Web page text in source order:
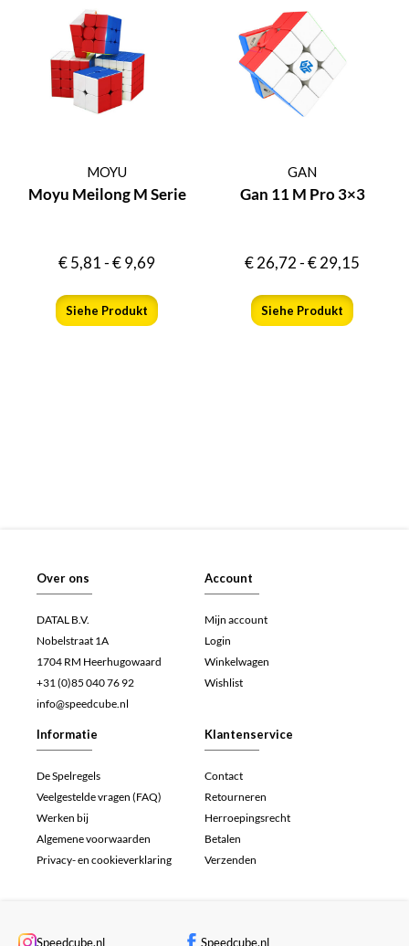
MOYU
Moyu Meilong M Serie
€5,81-€9,69
Siehe Produkt
GAN
Gan 11 M Pro 3×3
€26,72-€29,15
Siehe Produkt
Over ons
DATAL B.V.
Nobelstraat 1A
1704 RM Heerhugowaard
+31 (0)85 040 76 92
info@speedcube.nl
Account
Mijn account
Login
Winkelwagen
Wishlist
Informatie
De Spelregels
Veelgestelde vragen (FAQ)
Werken bij
Algemene voorwaarden
Privacy- en cookieverklaring
Klantenservice
Contact
Retourneren
Herroepingsrecht
Betalen
Verzenden
Speedcube.nl Speedcube.nl